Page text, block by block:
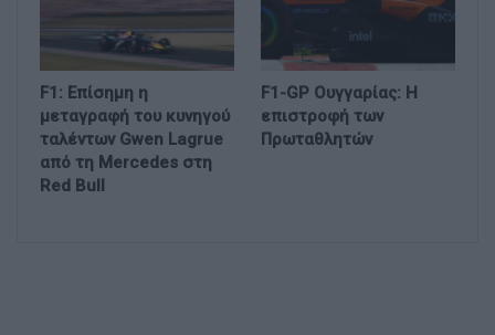
F1: Επίσημη η
μεταγραφή του κυνηγού
ταλέντων Gwen Lagrue
από τη Mercedes στη
Red Bull
F1-GP Ουγγαρίας: Η
επιστροφή των
Πρωταθλητών